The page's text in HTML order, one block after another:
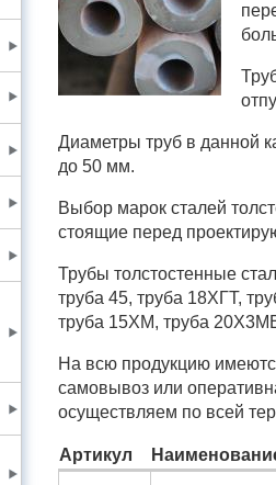
Диаметры труб в данной
до 50 мм.
Выбор марок сталей
стоящие перед
Трубы толстостенные
труба 45, труба 18ХГТ,
труба 15ХМ, труба
На всю продукцию
самовывоз или
осуществляем по всей
Артикул